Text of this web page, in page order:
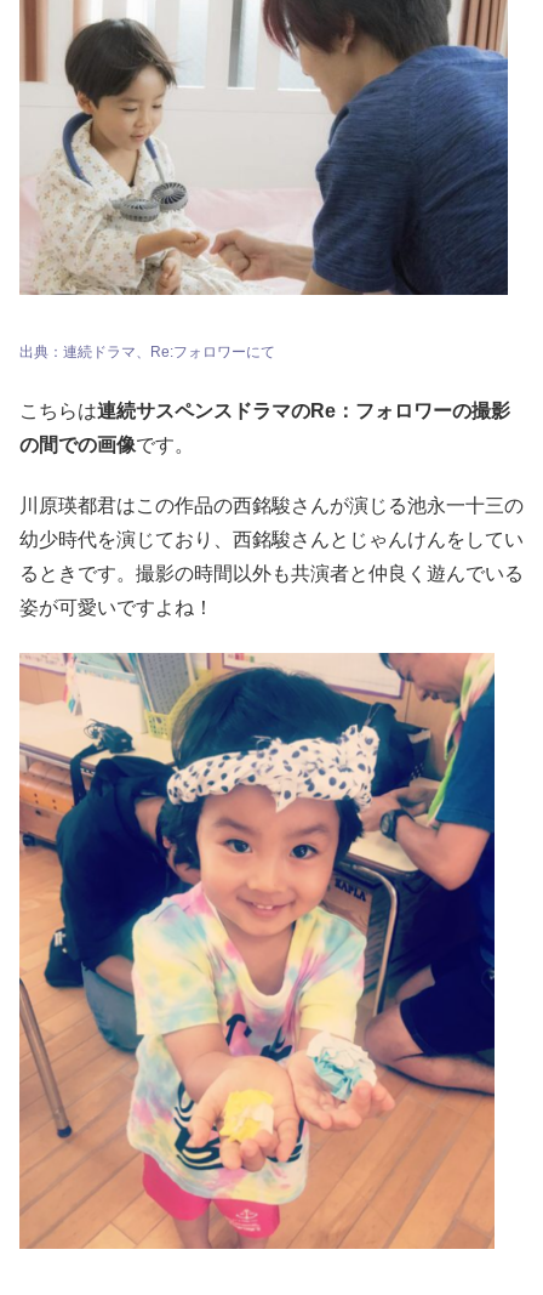
出典：連続ドラマ、Re:フォロワーにて
こちらは連続サスペンスドラマのRe：フォロワーの撮影
の間での画像です。
川原瑛都君はこの作品の西銘駿さんが演じる池永一十三の
幼少時代を演じており、西銘駿さんとじゃんけんをしてい
るときです。撮影の時間以外も共演者と仲良く遊んでいる
姿が可愛いですよね！